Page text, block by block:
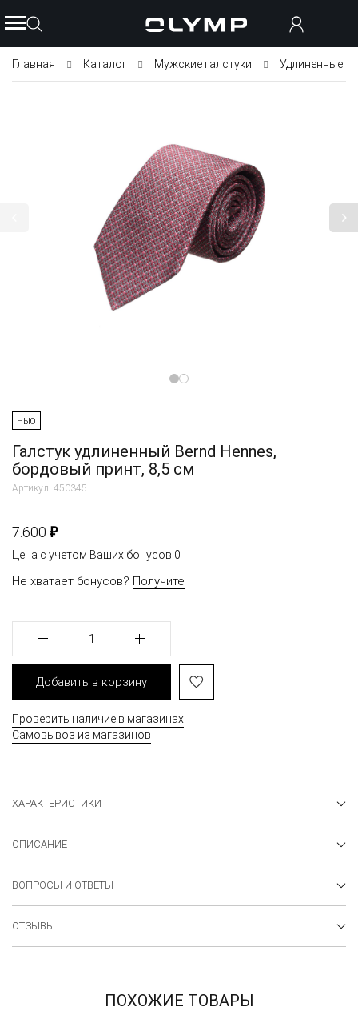
Главная Каталог Мужские галстуки Удлиненные
НЬЮ
Галстук удлиненный Bernd Hennes,
бордовый принт, 8,5 см
Артикул: 450345
7.600 ₽
Цена с учетом Ваших бонусов 0
Не хватает бонусов? Получите
1
Добавить в корзину
Проверить наличие в магазинах
Самовывоз из магазинов
ХАРАКТЕРИСТИКИ
ОПИСАНИЕ
ВОПРОСЫ И ОТВЕТЫ
ОТЗЫВЫ
ПОХОЖИЕ ТОВАРЫ